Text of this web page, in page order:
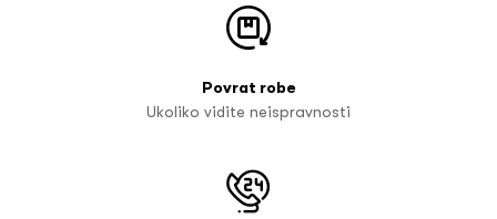
Povrat robe
Ukoliko vidite neispravnosti